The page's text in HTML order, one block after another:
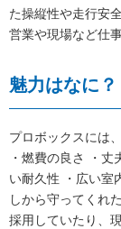
た操縦性や走行安
営業や現場など仕
魅力はなに？
プロボックスには
・燃費の良さ ・
い耐久性 ・広い室
しから守ってくれ
採用していたり、